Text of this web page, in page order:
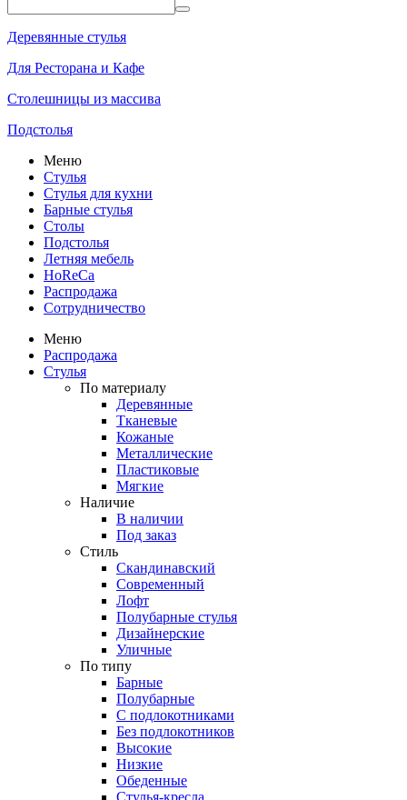
Деревянные стулья
Для Ресторана и Кафе
Столешницы из массива
Подстолья
Меню
Стулья
Стулья для кухни
Барные стулья
Столы
Подстолья
Летняя мебель
HoReCa
Распродажа
Сотрудничество
Меню
Распродажа
Стулья
По материалу
Деревянные
Тканевые
Кожаные
Металлические
Пластиковые
Мягкие
Наличие
В наличии
Под заказ
Стиль
Скандинавский
Современный
Лофт
Полубарные стулья
Дизайнерские
Уличные
По типу
Барные
Полубарные
С подлокотниками
Без подлокотников
Высокие
Низкие
Обеденные
Стулья-кресла